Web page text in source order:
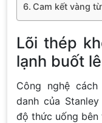
Cam kết vàng
Lõi thép
lạnh buốt
Công nghệ
danh của
độ thức uống bên